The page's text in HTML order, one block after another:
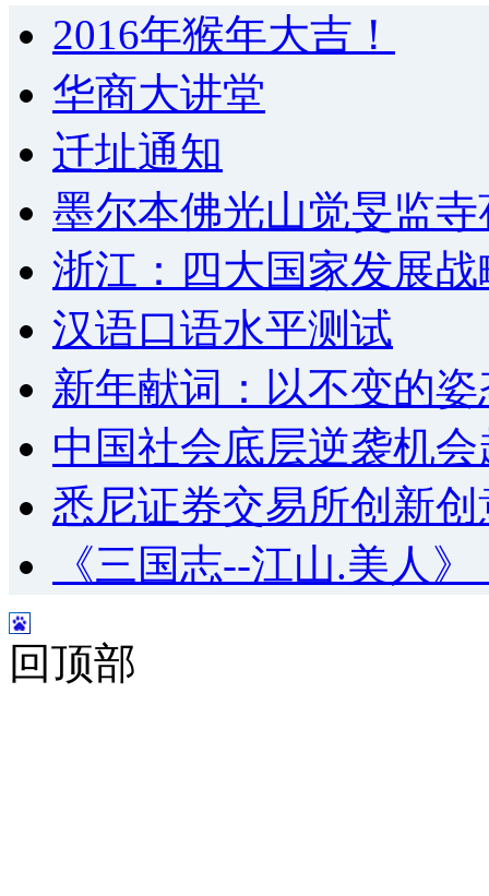
2016年猴年大吉！
华商大讲堂
迁址通知
墨尔本佛光山觉旻监
浙江：四大国家发展
汉语口语水平测试
新年献词：以不变的
中国社会底层逆袭机
悉尼证券交易所创新
《三国志--江山.美人
回顶部